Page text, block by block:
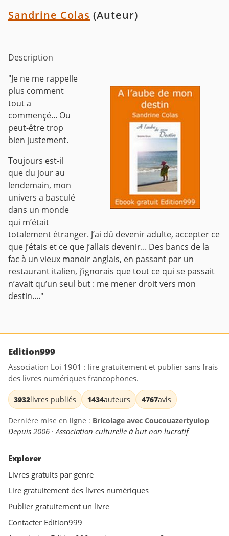
Sandrine Colas (Auteur)
Description
"Je ne me rappelle
plus comment
tout a
commençé... Ou
peut-être trop
bien justement.
Toujours est-il
que du jour au
lendemain, mon
univers a basculé
dans un monde
qui m’était
totalement étranger. J’ai dû devenir adulte, accepter ce
que j’étais et ce que j’allais devenir... Des bancs de la
fac à un vieux manoir anglais, en passant par un
restaurant italien, j’ignorais que tout ce qui se passait
n’avait qu’un seul but : me mener droit vers mon
destin...."
Edition999
Association Loi 1901 : lire gratuitement et publier sans frais
des livres numériques francophones.
3932livres publiés 1434auteurs 4767avis
Dernière mise en ligne : Bricolage avec Coucouazertyuiop
Depuis 2006 · Association culturelle à but non lucratif
Explorer
Livres gratuits par genre
Lire gratuitement des livres numériques
Publier gratuitement un livre
Contacter Edition999